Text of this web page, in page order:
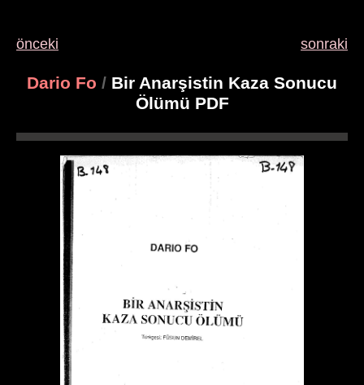
önceki sonraki
Dario Fo / Bir Anarşistin Kaza Sonucu
Ölümü PDF